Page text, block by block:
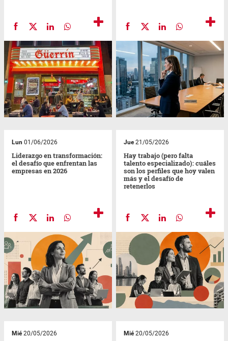
Lun 01/06/2026
Liderazgo en transformación:
el desafío que enfrentan las
empresas en 2026
Jue21/05/2026
Hay trabajo (pero falta
talento especializado): cuáles
son los perfiles que hoy valen
más y el desafío de
retenerlos
Mié20/05/2026 Mié20/05/2026